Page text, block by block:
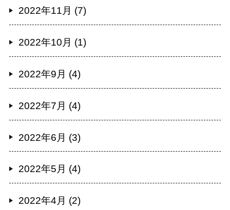
2022年11月 (7)
2022年10月 (1)
2022年9月 (4)
2022年7月 (4)
2022年6月 (3)
2022年5月 (4)
2022年4月 (2)